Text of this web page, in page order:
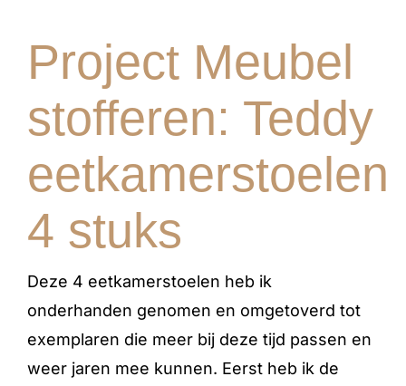
Project Meubel
stofferen: Teddy
eetkamerstoelen
4 stuks
Deze 4 eetkamerstoelen heb ik
onderhanden genomen en omgetoverd tot
exemplaren die meer bij deze tijd passen en
weer jaren mee kunnen. Eerst heb ik de